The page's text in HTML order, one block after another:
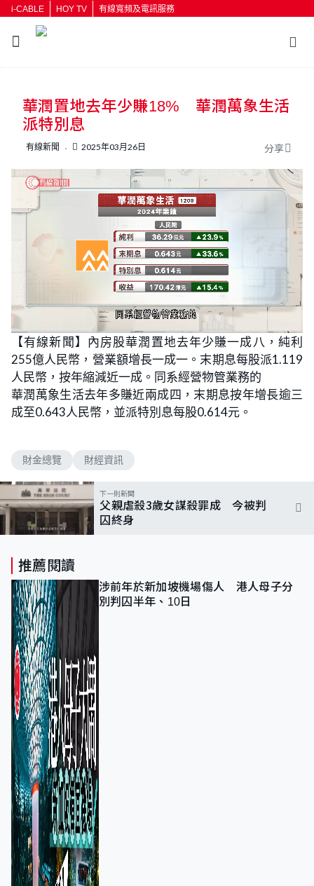
i-CABLE HOY TV 有線寬頻及電訊服務
按輸入鍵開始搜尋
華潤置地去年少賺18% 華潤萬象生活
派特別息
有線新聞 2025年03月26日 分享
n
m
u
t
e
o
a
d
e
d
:
1
0
0
.
0
【有線新聞】內房股華潤置地去年少賺一成八，純利
255億人民幣，營業額增長一成一。末期息每股派1.119
人民幣，按年縮減近一成。同系經營物管業務的
華潤萬象生活去年多賺近兩成四，末期息按年增長逾三
成至0.643人民幣，並派特別息每股0.614元。
財金總覽 財經資訊
下一則新聞
父親虐殺3歲女謀殺罪成 今被判
囚終身
推薦閱讀
涉前年於新加坡機場傷人 港人母子分
別判囚半年、10日